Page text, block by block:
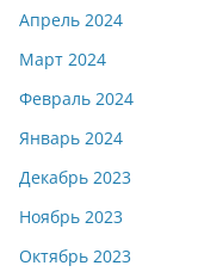
Апрель 2024
Март 2024
Февраль 2024
Январь 2024
Декабрь 2023
Ноябрь 2023
Октябрь 2023